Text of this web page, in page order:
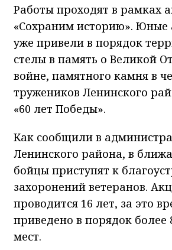
Работы проходят в рамках
«Сохраним историю». Юные
уже привели в порядок
стелы в память о Великой
войне, памятного камня в
тружеников Ленинского
«60 лет Победы».
Как сообщили в
Ленинского района, в
бойцы приступят к
захоронений ветеранов.
проводится 16 лет, за это
приведено в порядок более
мест.